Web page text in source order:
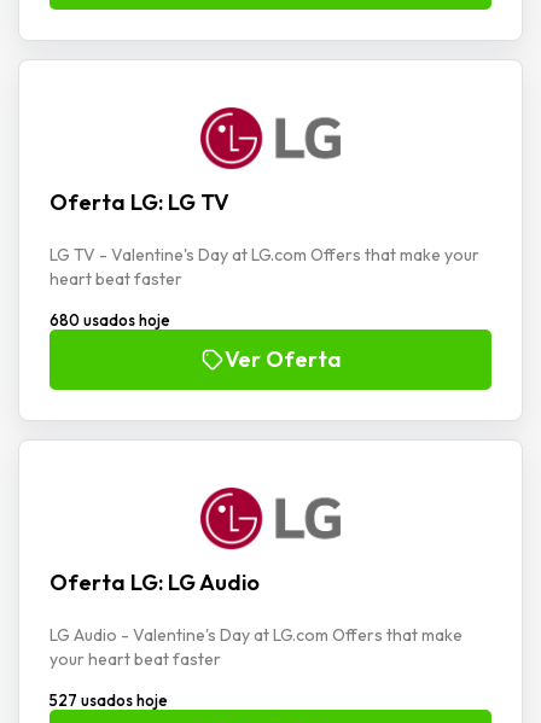
Oferta LG: LG TV
LG TV - Valentine's Day at LG.com Offers that make your
heart beat faster
680 usados hoje
Ver Oferta
Oferta LG: LG Audio
LG Audio - Valentine's Day at LG.com Offers that make
your heart beat faster
527 usados hoje